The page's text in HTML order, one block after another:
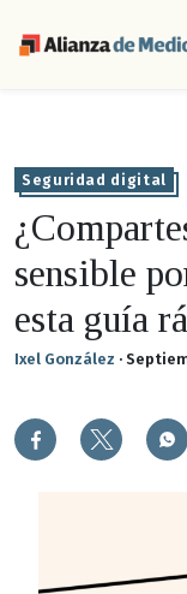
Seguridad digital
sensible
esta guía
Ixel González ·